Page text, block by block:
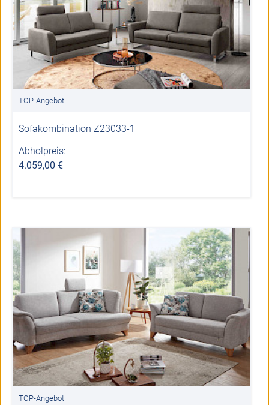
TOP-Angebot
Sofakombination Z23033-1
Abholpreis:
4.059,00 €
TOP-Angebot